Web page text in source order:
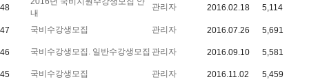
48
내
관리자 2016.02.18 5,114
47 국비수강생모집 관리자 2016.07.26 5,691
46 국비수강생모집. 일반수강생모집 관리자 2016.09.10 5,581
45 국비수강생모집 관리자 2016.11.02 5,459